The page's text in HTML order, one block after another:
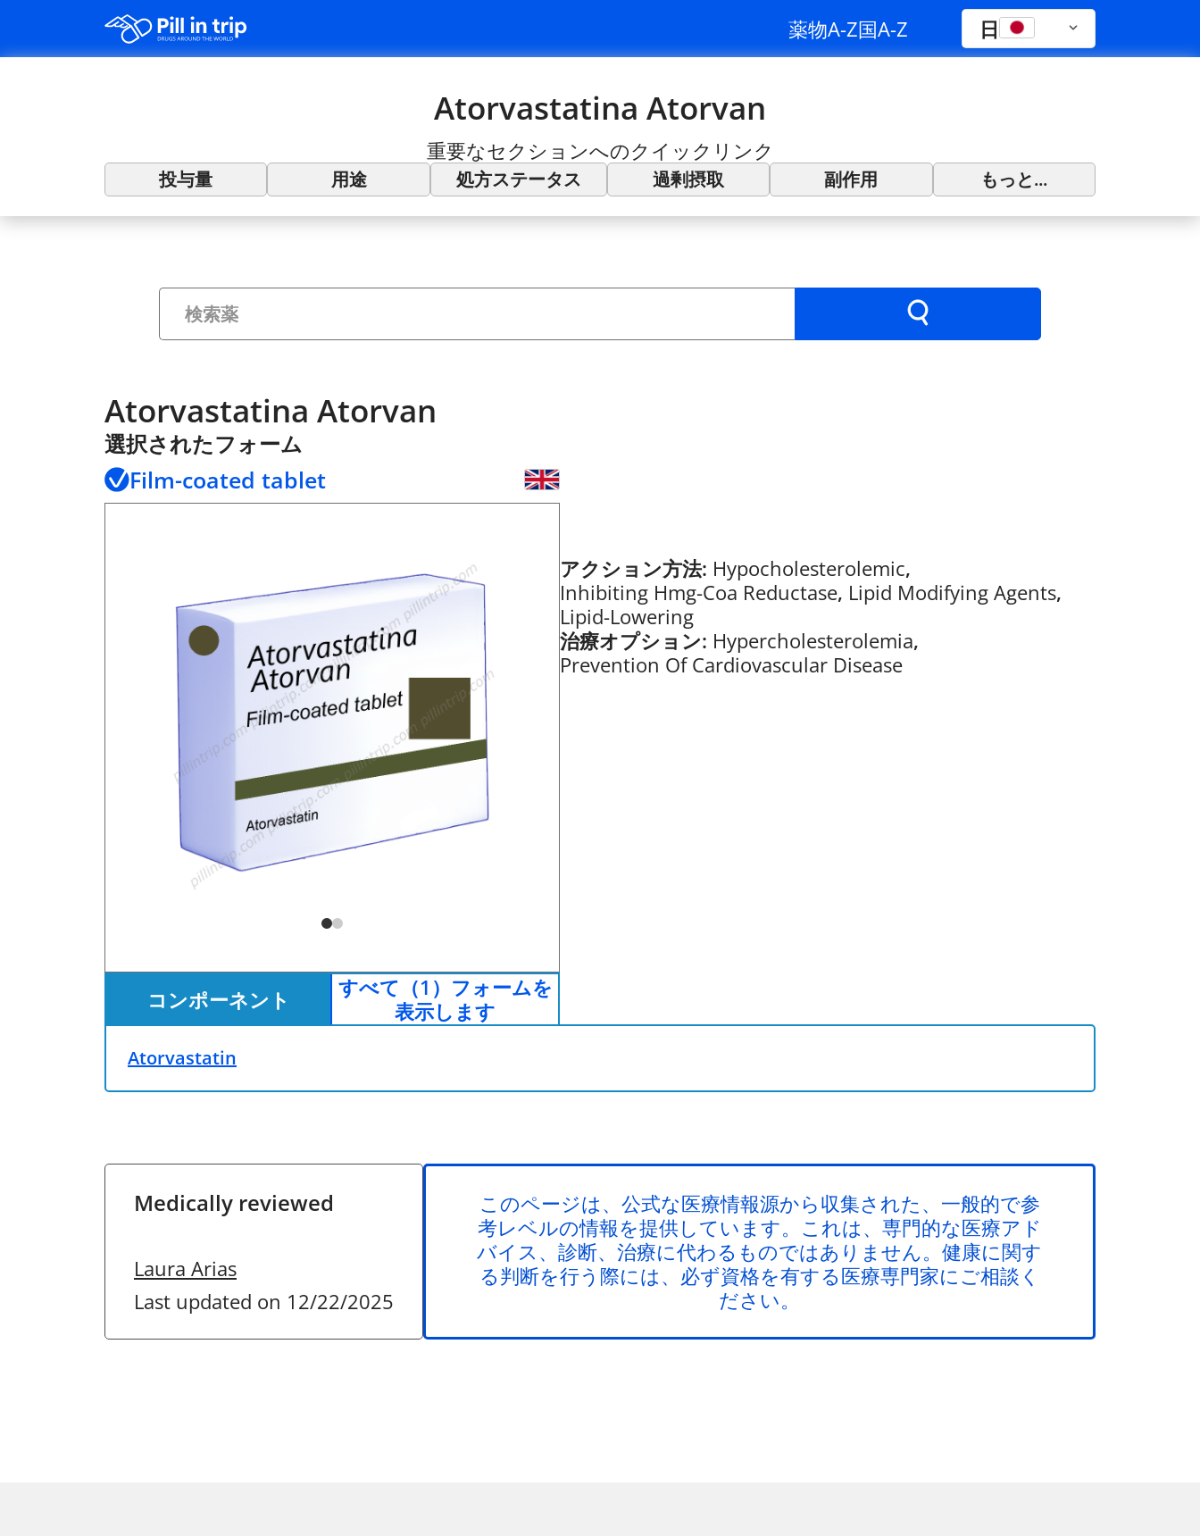
薬物A-Z国A-Z 日
Atorvastatina Atorvan
重要なセクションへのクイックリンク
投与量 用途 処方ステータス 過剰摂取 副作用 もっと...
Atorvastatina Atorvan
選択されたフォーム
Film-coated tablet
コンポーネント
すべて（1）フォームを
表示します
アクション方法: Hypocholesterolemic,
Inhibiting Hmg-Coa Reductase, Lipid Modifying Agents,
Lipid-Lowering
治療オプション: Hypercholesterolemia,
Prevention Of Cardiovascular Disease
Atorvastatin
Medically reviewed
Laura Arias
Last updated on 12/22/2025
このページは、公式な医療情報源から収集された、一般的で参
考レベルの情報を提供しています。これは、専門的な医療アド
バイス、診断、治療に代わるものではありません。健康に関す
る判断を行う際には、必ず資格を有する医療専門家にご相談く
ださい。